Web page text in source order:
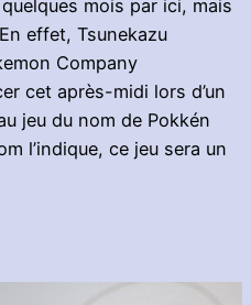
mois par ici, mais
effet, Tsunekazu
Company
cet après-midi lors d’un
jeu du nom de Pokkén
l’indique, ce jeu sera un